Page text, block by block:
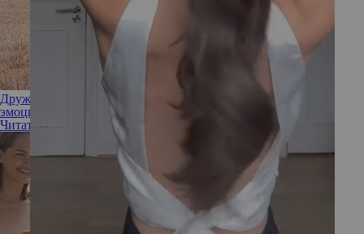
Дружба с его бывшей как способ пережить расставание без
эмоциональных травм
Читать полностью